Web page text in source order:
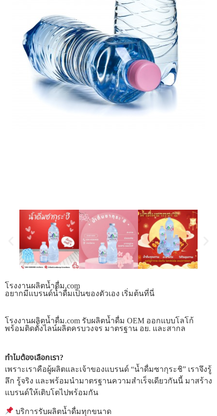
โรงงานผลิตน้ำดื่ม.com
อยากมีแบรนด์น้ำดื่มเป็นของตัวเอง เริ่มต้นที่นี่
โรงงานผลิตน้ำดื่ม.com รับผลิตน้ำดื่ม OEM ออกแบบโลโก้
พร้อมติดตั้งไลน์ผลิตครบวงจร มาตรฐาน อย. และสากล
ทำไมต้องเลือกเรา?
เพราะเราคือผู้ผลิตและเจ้าของแบรนด์ “น้ำดื่มซากุระชิ” เราจึงรู้
ลึก รู้จริง และพร้อมนำมาตรฐานความสำเร็จเดียวกันนี้ มาสร้าง
แบรนด์ให้เติบโตไปพร้อมกัน
บริการรับผลิตน้ำดื่มทุกขนาด